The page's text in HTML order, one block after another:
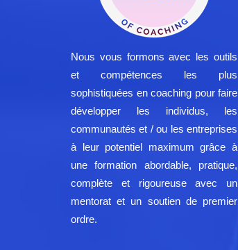
Nous vous formons avec les outils
et compétences les plus
sophistiquées en coaching pour faire
développer les individus, les
communautés et / ou les entreprises
à leur potentiel maximum grâce à
une formation abordable, pratique,
complète et rigoureuse avec un
mentorat et un soutien de premier
ordre.